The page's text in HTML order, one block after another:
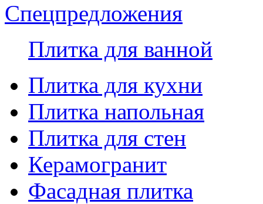
Спецпредложения
Плитка для ванной
Плитка для кухни
Плитка напольная
Плитка для стен
Керамогранит
Фасадная плитка